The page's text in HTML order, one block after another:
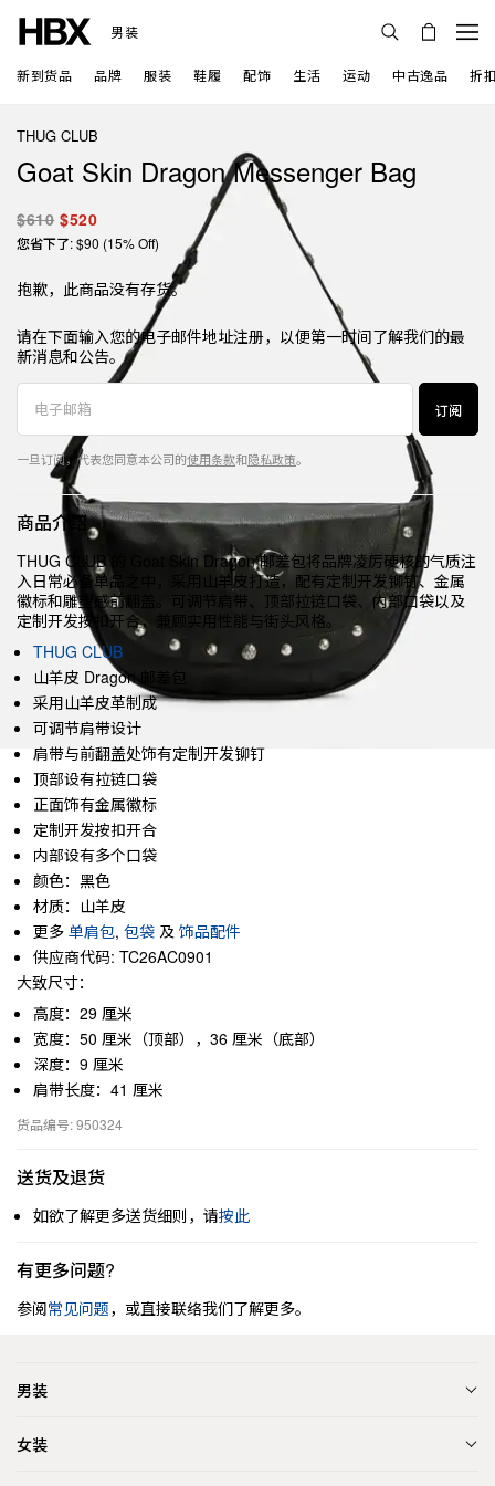
男装
新到货品 品牌 服装 鞋履 配饰 生活 运动 中古逸品 折
THUG CLUB
Goat Skin Dragon Messenger Bag
$610 $520
您省下了: $90 (15% Off)
抱歉，此商品没有存货。
请在下面输入您的电子邮件地址注册，以便第一时间了解我们的最
新消息和公告。
订阅
一旦订阅，代表您同意本公司的使用条款和隐私政策。
商品介绍
THUG CLUB 的 Goat Skin Dragon 邮差包将品牌凌厉硬核的气质注
入日常必备单品之中，采用山羊皮打造，配有定制开发铆钉、金属
徽标和雕塑感前翻盖。可调节肩带、顶部拉链口袋、内部口袋以及
定制开发按扣开合，兼顾实用性能与街头风格。
THUG CLUB
山羊皮 Dragon 邮差包
采用山羊皮革制成
可调节肩带设计
肩带与前翻盖处饰有定制开发铆钉
顶部设有拉链口袋
正面饰有金属徽标
定制开发按扣开合
内部设有多个口袋
颜色：黑色
材质：山羊皮
更多 单肩包, 包袋 及 饰品配件
供应商代码: TC26AC0901
大致尺寸：
高度：29 厘米
宽度：50 厘米（顶部），36 厘米（底部）
深度：9 厘米
肩带长度：41 厘米
货品编号: 950324
送货及退货
如欲了解更多送货细则，请按此
有更多问题?
参阅常见问题，或直接联络我们了解更多。
男装
女装